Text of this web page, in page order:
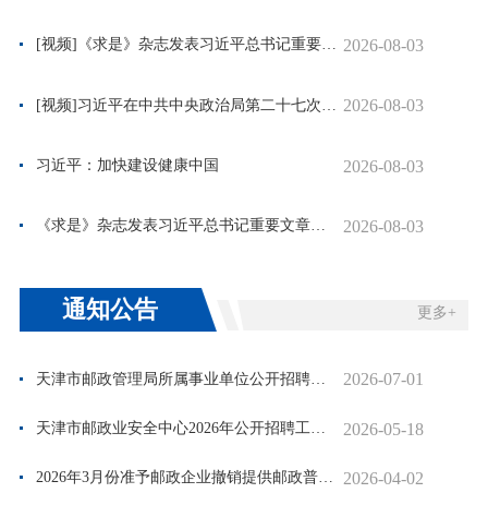
[视频]《求是》杂志发表习近平总书记重要文... 2026-08-03
2026-08-03
习近平：加快建设健康中国 2026-08-03
《求是》杂志发表习近平总书记重要文章《加... 2026-08-03
通知公告 更多+
天津市邮政管理局所属事业单位公开招聘拟聘用人员公示 2026-07-01
天津市邮政业安全中心2026年公开招聘工作人员成绩公示 2026-05-18
2026年3月份准予邮政企业撤销提供邮政普遍服务的邮政营业场所... 2026-04-02